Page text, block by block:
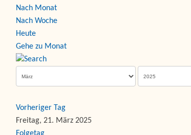
Nach Monat
Nach Woche
Heute
Gehe zu Monat
Vorheriger Tag
Freitag, 21. März 2025